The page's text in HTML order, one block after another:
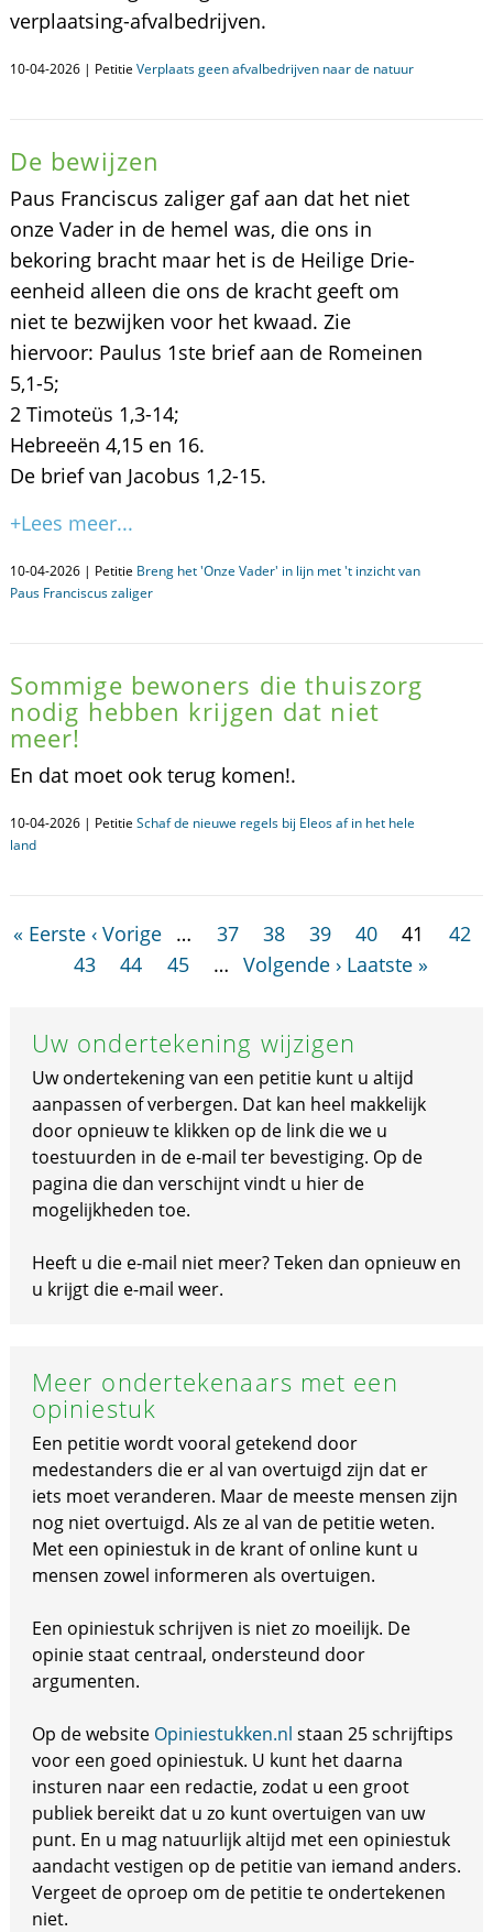
verplaatsing-afvalbedrijven.
10-04-2026 | Petitie Verplaats geen afvalbedrijven naar de natuur
De bewijzen
Paus Franciscus zaliger gaf aan dat het niet
onze Vader in de hemel was, die ons in
bekoring bracht maar het is de Heilige Drie-
eenheid alleen die ons de kracht geeft om
niet te bezwijken voor het kwaad. Zie
hiervoor: Paulus 1ste brief aan de Romeinen
5,1-5;
2 Timoteüs 1,3-14;
Hebreeën 4,15 en 16.
De brief van Jacobus 1,2-15.
+Lees meer...
10-04-2026 | Petitie Breng het 'Onze Vader' in lijn met 't inzicht van
Paus Franciscus zaliger
Sommige bewoners die thuiszorg
nodig hebben krijgen dat niet
meer!
En dat moet ook terug komen!.
10-04-2026 | Petitie Schaf de nieuwe regels bij Eleos af in het hele
land
« Eerste ‹ Vorige … 37 38 39 40 41
42
43
44 45 … Volgende › Laatste »
Uw ondertekening wijzigen
Uw ondertekening van een petitie kunt u altijd
aanpassen of verbergen. Dat kan heel makkelijk
door opnieuw te klikken op de link die we u
toestuurden in de e-mail ter bevestiging. Op de
pagina die dan verschijnt vindt u hier de
mogelijkheden toe.
Heeft u die e-mail niet meer? Teken dan opnieuw en
u krijgt die e-mail weer.
Meer ondertekenaars met een
opiniestuk
Een petitie wordt vooral getekend door
medestanders die er al van overtuigd zijn dat er
iets moet veranderen. Maar de meeste mensen zijn
nog niet overtuigd. Als ze al van de petitie weten.
Met een opiniestuk in de krant of online kunt u
mensen zowel informeren als overtuigen.
Een opiniestuk schrijven is niet zo moeilijk. De
opinie staat centraal, ondersteund door
argumenten.
Op de website Opiniestukken.nl staan 25 schrijftips
voor een goed opiniestuk. U kunt het daarna
insturen naar een redactie, zodat u een groot
publiek bereikt dat u zo kunt overtuigen van uw
punt. En u mag natuurlijk altijd met een opiniestuk
aandacht vestigen op de petitie van iemand anders.
Vergeet de oproep om de petitie te ondertekenen
niet.